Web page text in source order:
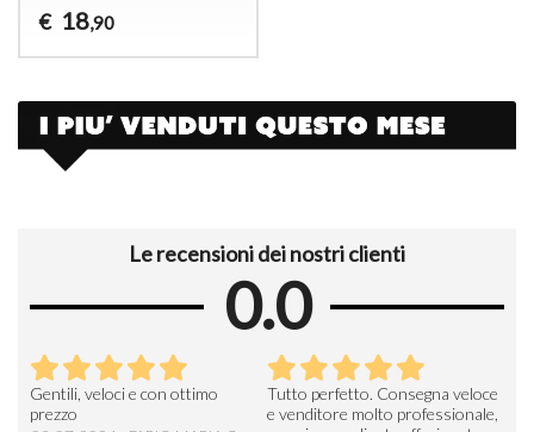
€ 18,90
Le recensioni dei nostri clienti
0.0
Gentili, veloci e con ottimo
prezzo
Tutto perfetto. Consegna veloce
e venditore molto professionale,